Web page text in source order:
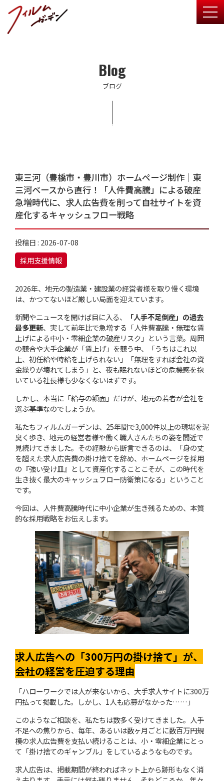
Blog
ブログ
東三河（豊橋市・豊川市）ホームページ制作｜東
三河ベースから直行！「人件費高騰」による破産
急増時代に、求人広告費を削って自社サイトを資
産化するキャッシュフロー戦略
投稿日 : 2026-07-08
採用支援情報
2026年、地元の製造業・建設業の経営者様を取り慢く環境
は、かつてないほど厳しい局面を迎えています。
新聞やニュースを開けば目に入る、
「人手不足倒産」の過去
最多更新、実して前年比で急増する「人件費高騰・無理な賃
上げによる中小・零細企業の破産リスク」という言葉。周囲
の競合や大手企業が「賃上げ」を競う中、「うちはこれ以
上、初任給や時給を上げられない」「無理をすれば会社の資
金繰りが壊れてしまう」と、夜も眠れないほどの危機感を抱
いている社長様も少なくないはずです。
しかし、本当に「給与の額面」だけが、地元の若者が会社を
選ぶ基準なのでしょうか。
私たちフィルムガーデンは、25年間で3,000件以上の現場を泥
臭く歩き、地元の経営者様や働く職人さんたちの姿を間近で
見続けてきました。その経験から断言できるのは、「身の丈
を超えた求人広告費の掛け捨てを辞め、ホームページを採用
の『強い受け皿』として資産化することこそが、この時代を
生き抜く最大のキャッシュフロー防衛策になる」ということ
です。
今回は、人件費高騰時代に中小企業が生き残るための、本質
的な採用戦略をお伝えします。
求人広告への「300万円の掛け捨て」が、
会社の経営を圧迫する理由
「ハローワークでは人が来ないから、大手求人サイトに300万
円払って掲載した。しかし、1人も応募がなかった……」
このようなご相談を、私たちは数多く受けてきました。人手
不足への焦りから、毎年、あるいは数ヶ月ごとに数百万円規
模の求人広告費を支払い続けることは、小・零細企業にとっ
て「掛け捨てのギャンブル」をしているようなものです。
求人広告は、掲載期間が終わればネット上から跡形もなく消